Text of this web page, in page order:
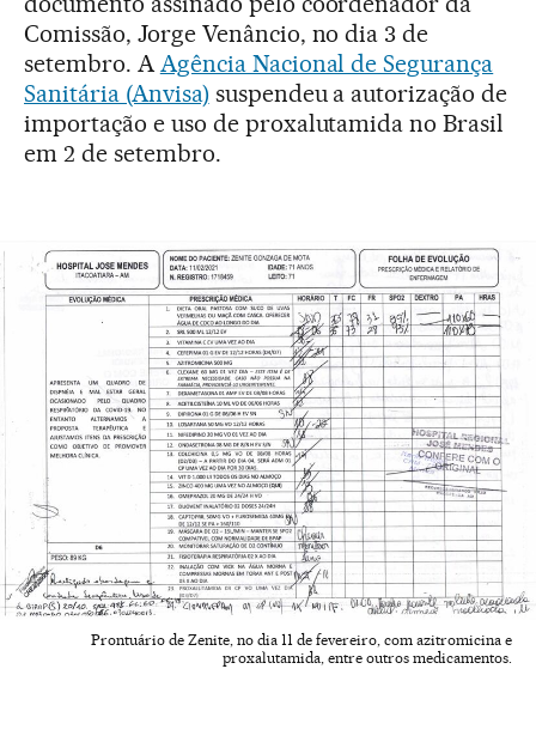
Comissão, Jorge Venâncio, no dia 3 de
setembro. A Agência Nacional de Segurança
Sanitária (Anvisa) suspendeu a autorização de
importação e uso de proxalutamida no Brasil
em 2 de setembro.
Prontuário de Zenite, no dia 11 de fevereiro, com azitromicina e
proxalutamida, entre outros medicamentos.